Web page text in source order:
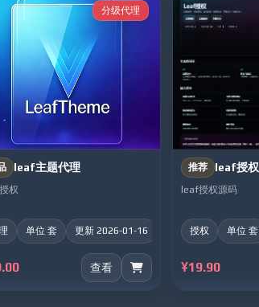
分级代理
leaf主题代理
权
单位 套 更新 2026-01-16
查看
推荐 leaf授权
leaf授权源码
授权 单位 套
¥19.90